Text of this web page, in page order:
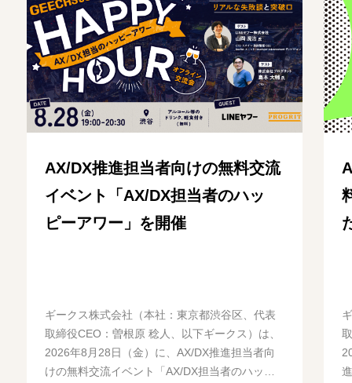
AX/DX推進担当者向けの無料交流
イベント「AX/DX担当者のハッ
ピーアワー」を開催
ギークス株式会社（本社：東京都渋谷区、代表
取締役CEO：曽根原 稔人、以下ギークス）は、
2026年8月28日（金）に、AX/DX推進担当者向
けの無料交流イベント「AX/DX担当者のハッ